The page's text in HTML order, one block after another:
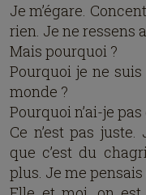
Je m’égare.
rien. Je ne ressens
Mais pourquoi ?
Pourquoi je ne
monde ?
Pourquoi n’ai-je
Ce n’est pas
que c’est du
plus. Je me